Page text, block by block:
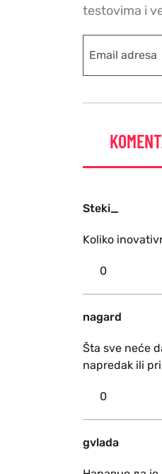
testovima i
Steki_
Koliko
0
nagard
Šta sve neće
napredak ili
0
gvlada